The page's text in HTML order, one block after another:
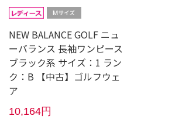
NEW BALANCE GOLF ニュ
ーバランス 長袖ワンピース
ブラック系 サイズ：1 ラン
ク：B 【中古】ゴルフウェ
ア
10,164円